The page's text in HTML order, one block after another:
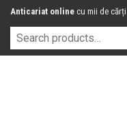
Anticariat online cu mii de